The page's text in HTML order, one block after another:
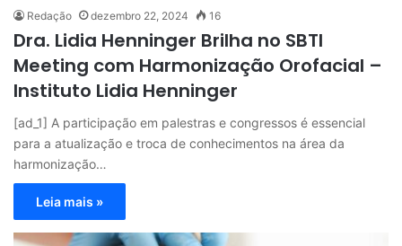
Redação dezembro 22, 2024 16
Dra. Lidia Henninger Brilha no SBTI
Meeting com Harmonização Orofacial –
Instituto Lidia Henninger
[ad_1] A participação em palestras e congressos é essencial
para a atualização e troca de conhecimentos na área da
harmonização…
Leia mais »